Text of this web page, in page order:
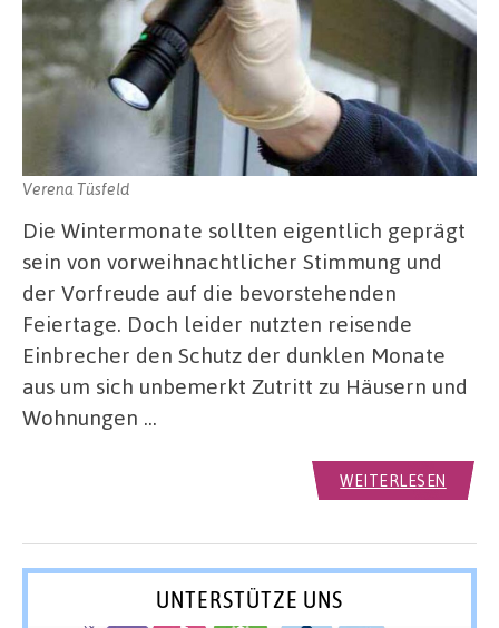
Verena Tüsfeld
Die Wintermonate sollten eigentlich geprägt
sein von vorweihnachtlicher Stimmung und
der Vorfreude auf die bevorstehenden
Feiertage. Doch leider nutzten reisende
Einbrecher den Schutz der dunklen Monate
aus um sich unbemerkt Zutritt zu Häusern und
Wohnungen …
WEITERLESEN
UNTERSTÜTZE UNS